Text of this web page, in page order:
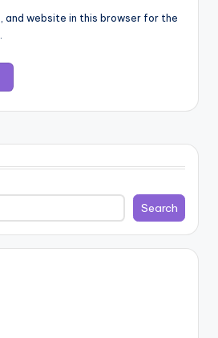
and website in this browser for the
Search